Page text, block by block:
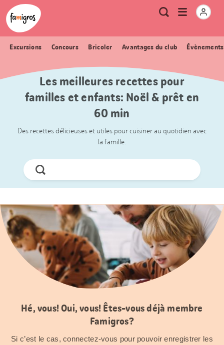
Signets
de
navigation
Header
Logo Métanavigation
RechercheOuvrir
Excursions Concours Bricoler Avantages du club
Les meilleures recettes pour
familles et enfants: Noël & prêt en
60 min
Des recettes délicieuses et utiles pour cuisiner au quotidien avec
la famille.
Chercher
Hé, vous! Oui, vous! Êtes-vous déjà membre
Famigros?
Si c’est le cas, connectez-vous pour pouvoir enregistrer les